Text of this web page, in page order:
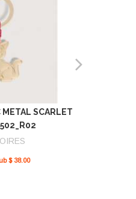
SCARLET
$ 38.00